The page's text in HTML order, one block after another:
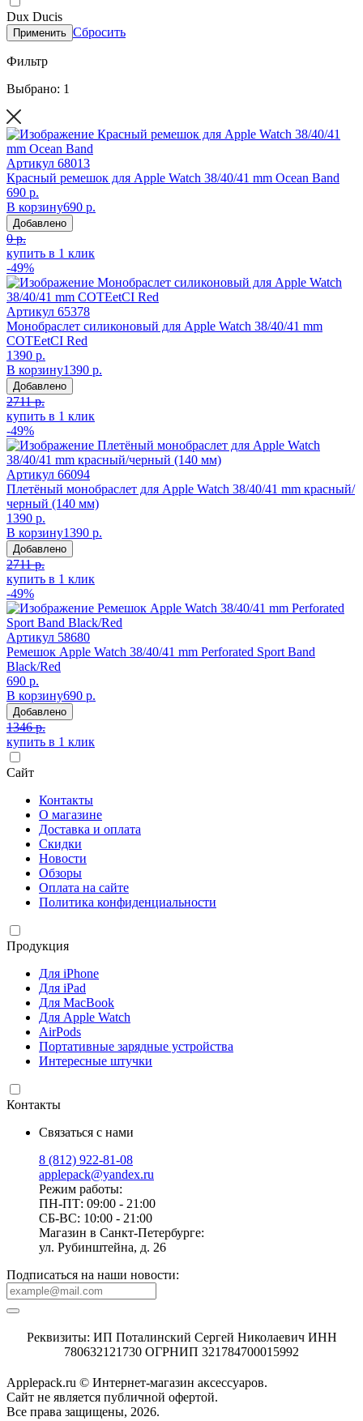
Dux Ducis
Применить Сбросить
Фильтр
Выбрано: 1
Артикул 68013
Красный ремешок для Apple Watch 38/40/41 mm Ocean Band
690 р.
В корзину690 р.
Добавлено
0 р.
купить в 1 клик
-49%
Артикул 65378
Монобраслет силиконовый для Apple Watch 38/40/41 mm
COTEetCI Red
1390 р.
В корзину1390 р.
Добавлено
2711 р.
купить в 1 клик
-49%
Артикул 66094
Плетёный монобраслет для Apple Watch 38/40/41 mm красный/
черный (140 мм)
1390 р.
В корзину1390 р.
Добавлено
2711 р.
купить в 1 клик
-49%
Артикул 58680
Ремешок Apple Watch 38/40/41 mm Perforated Sport Band
Black/Red
690 р.
В корзину690 р.
Добавлено
1346 р.
купить в 1 клик
Сайт
Контакты
О магазине
Доставка и оплата
Скидки
Новости
Обзоры
Оплата на сайте
Политика конфиденциальности
Продукция
Для iPhone
Для iPad
Для MacBook
Для Apple Watch
AirPods
Портативные зарядные устройства
Интересные штучки
Контакты
Связаться с нами
8 (812) 922-81-08
applepack@yandex.ru
Режим работы:
ПН-ПТ: 09:00 - 21:00
СБ-ВС: 10:00 - 21:00
Магазин в Санкт-Петербурге:
ул. Рубинштейна, д. 26
Подписаться на наши новости:
Реквизиты: ИП Поталинский Сергей Николаевич ИНН
780632121730 ОГРНИП 321784700015992
Applepack.ru © Интернет-магазин аксессуаров.
Cайт не является публичной офертой.
Все права защищены, 2026.